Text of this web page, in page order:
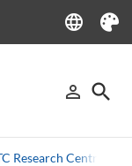
language
Language
Theme
person_outline
Sign in
search
Research Centre